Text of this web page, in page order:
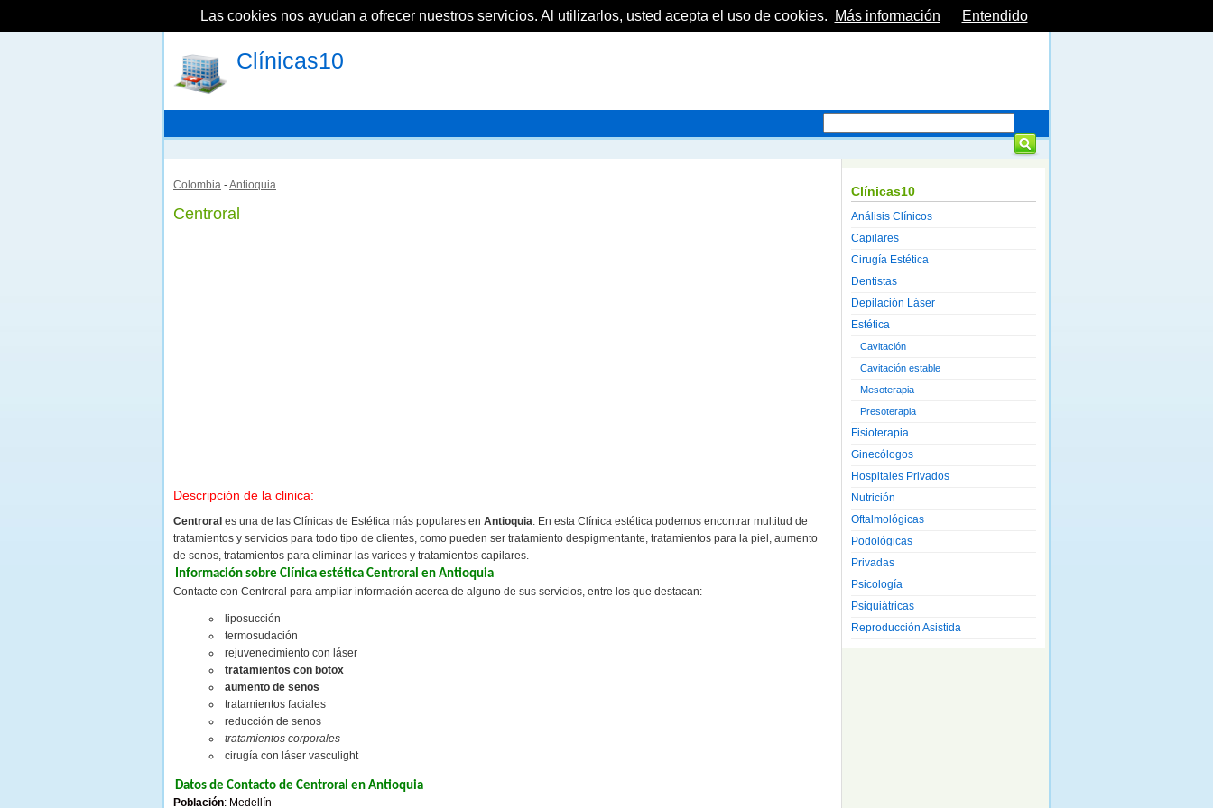
Clínicas10
Colombia -Antioquia
Centroral
Descripción de la clinica:
Centroral es una de las Clínicas de Estética más populares en Antioquia. En esta Clínica estética podemos encontrar multitud de
tratamientos y servicios para todo tipo de clientes, como pueden ser tratamiento despigmentante, tratamientos para la piel, aumento
de senos, tratamientos para eliminar las varices y tratamientos capilares.
Información sobre Clínica estética Centroral en Antioquia
Contacte con Centroral para ampliar información acerca de alguno de sus servicios, entre los que destacan:
liposucción
termosudación
rejuvenecimiento con láser
tratamientos con botox
aumento de senos
tratamientos faciales
reducción de senos
tratamientos corporales
cirugía con láser vasculight
Datos de Contacto de Centroral en Antioquia
Población: Medellín
Clínicas10
Análisis Clínicos
Capilares
Cirugía Estética
Dentistas
Depilación Láser
Estética
Cavitación
Cavitación estable
Mesoterapia
Presoterapia
Fisioterapia
Ginecólogos
Hospitales Privados
Nutrición
Oftalmológicas
Podológicas
Privadas
Psicología
Psiquiátricas
Reproducción Asistida
Las cookies nos ayudan a ofrecer nuestros servicios. Al utilizarlos, usted acepta el uso de cookies. Más información Entendido